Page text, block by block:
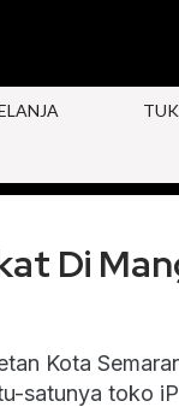
Di
Kota
satunya toko